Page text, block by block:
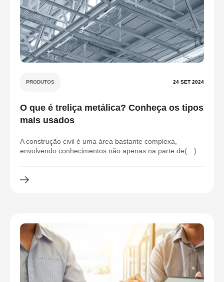
PRODUTOS 24 SET 2024
O que é treliça metálica? Conheça os tipos
mais usados
A construção civil é uma área bastante complexa,
envolvendo conhecimentos não apenas na parte de(…)